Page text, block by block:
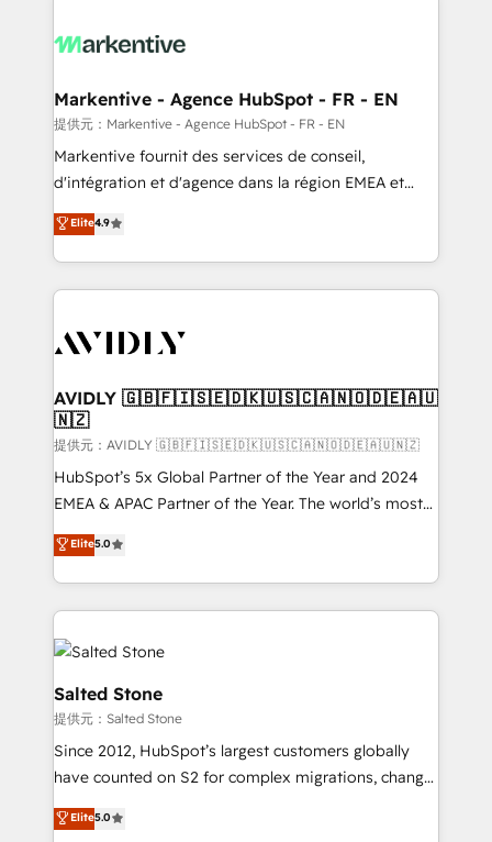
results, fast. ⚙️CRM & RevOps: Align all Hubs to your
🎯Demand Gen & ABM: Drive pipeline with inbound,
ABM, AEO, SEO, & paid media. 👩‍💻Web Design:
Build high-performing websites with UX, messaging,
& conversion strategy that drive results. 🤖AI
AI, & maximize AEO with tailored AI services. 🧩
Integrations: Extend HubSpot with custom
Markentive - Agence HubSpot - FR - EN
提供元：Markentive - Agence HubSpot - FR - EN
Markentive fournit des services de conseil,
d'intégration et d'agence dans la région EMEA et
North America. Avec plus de 115 experts en
marketing automation, Growth, Revops, CRM et
webdesign. Markentive is both a consulting firm, a
digital agency and an integrator. With over 115
CRM and webdesign (We focus on EMEA - USA
Elite4.9
AVIDLY 🇬🇧🇫🇮🇸🇪🇩🇰🇺🇸🇨🇦🇳🇴🇩🇪🇦🇺
🇳🇿
提供元：AVIDLY 🇬🇧🇫🇮🇸🇪🇩🇰🇺🇸🇨🇦🇳🇴🇩🇪🇦🇺🇳🇿
HubSpot’s 5x Global Partner of the Year and 2024
EMEA & APAC Partner of the Year. The world’s most
experienced and fully accredited HubSpot Solutions
Partner. 🚀 With 2,750+ HubSpot projects delivered
and 370+ specialists across EMEA, APAC and NAM,
we de-risk complex CRM programmes and
accelerate ROI across every HubSpot Hub. 🧭 From
multi-region migrations to AI-powered automation,
we turn complexity into clarity, human at global
scale. 🏆 HubSpot’s CEO called us “the partner of the
future.” Others agree it is proof of trust built through
measurable impact.
Elite5.0
Salted Stone
提供元：Salted Stone
Since 2012, HubSpot’s largest customers globally
have counted on S2 for complex migrations, change
management, systems integration, and creative
solutions that deliver measurable impact and
Elite5.0